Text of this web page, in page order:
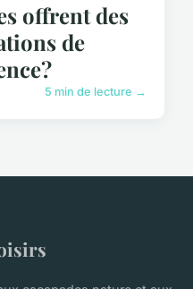
offrent des
de
5 min de lecture →